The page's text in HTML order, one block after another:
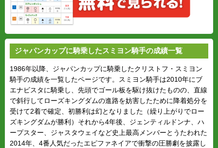
ジャパンカップに騎乗したスミヨン騎手の成績一覧
1986年以降、ジャパンカップに騎乗したクリストフ・スミヨン
騎手の成績を一覧したページです。スミヨン騎手は2010年にブ
エナビスタに騎乗し、先頭でゴール板を駆け抜けたものの、直線
で斜行してローズキングダムの進路を妨害したために降着処分を
受けて2着で確定、初勝利は幻となりました（繰り上がりでロー
ズキングダムが勝利）それから4年後、ジェンティルドンナ、ハ
ープスター、ジャスタウェイなど史上最高メンバーとうたわれた
2014年、4番人気だったエピファネイアで衝撃の圧勝劇を披露し